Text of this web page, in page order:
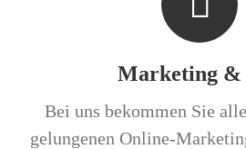
Marketing &
Bei uns bekommen Sie
gelungenen Online-